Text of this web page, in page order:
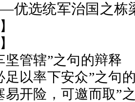
优选统军治国之栋
坚管辖”之句的辩释
足以率下安众”之句
易开险，可邀而取”